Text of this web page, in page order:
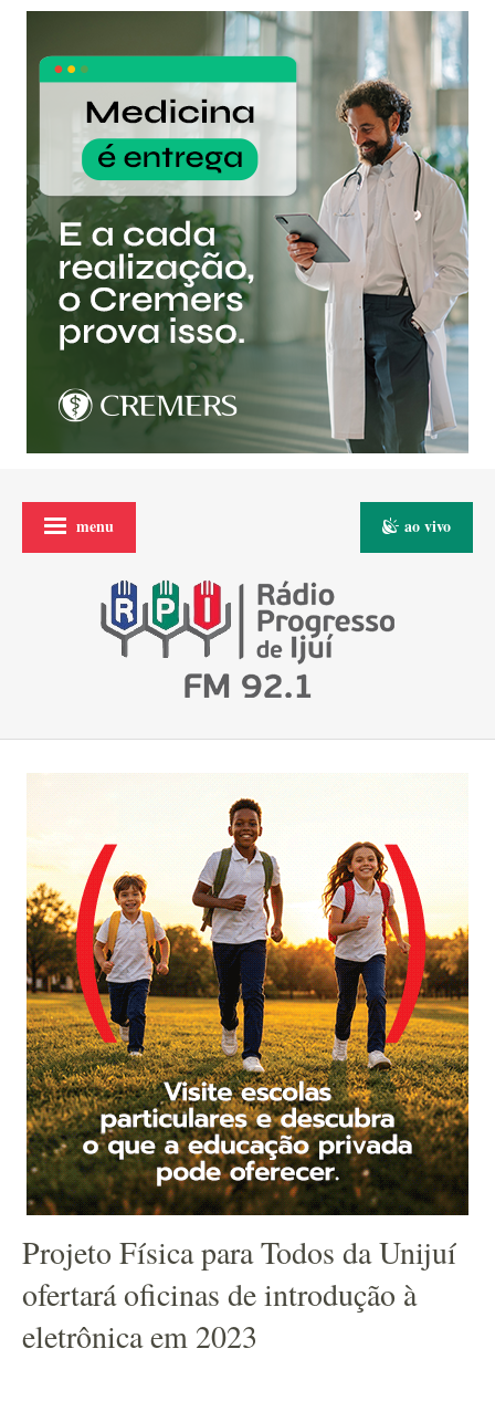
menu ao vivo
Projeto Física para Todos da Unijuí
ofertará oficinas de introdução à
eletrônica em 2023